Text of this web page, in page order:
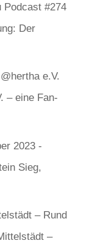
Podcast #274
Der
e.V.
– eine Fan-
2023 -
Sieg,
– Rund
–